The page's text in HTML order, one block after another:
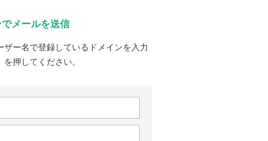
メールを送信
ー名で登録しているドメインを入力
押してください。